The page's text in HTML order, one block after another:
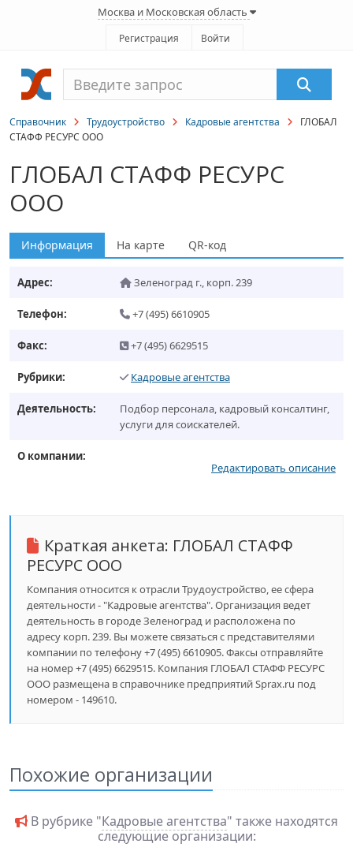
Москва и Московская область
Регистрация Войти
Справочник Трудоустройство Кадровые агентства
ГЛОБАЛ
СТАФФ РЕСУРС ООО
ГЛОБАЛ СТАФФ РЕСУРС
ООО
Информация На карте QR-код
Адрес: Зеленоград г., корп. 239
Телефон: +7 (495) 6610905
Факс: +7 (495) 6629515
Рубрики: Кадровые агентства
Деятельность:
Подбор персонала, кадровый консалтинг,
услуги для соискателей.
О компании:
Редактировать описание
Краткая анкета: ГЛОБАЛ СТАФФ
РЕСУРС ООО
Компания относится к отрасли Трудоустройство, ее сфера
деятельности - "Кадровые агентства". Организация ведет
деятельность в городе Зеленоград и расположена по
адресу корп. 239. Вы можете связаться с представителями
компании по телефону +7 (495) 6610905. Факсы отправляйте
на номер +7 (495) 6629515. Компания ГЛОБАЛ СТАФФ РЕСУРС
ООО размещена в справочнике предприятий Sprax.ru под
номером - 149610.
Похожие организации
В рубрике "Кадровые агентства" также находятся
следующие организации: